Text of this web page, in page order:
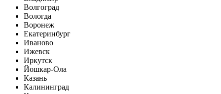
Волгоград
Вологда
Воронеж
Екатеринбург
Иваново
Ижевск
Иркутск
Йошкар-Ола
Казань
Калининград